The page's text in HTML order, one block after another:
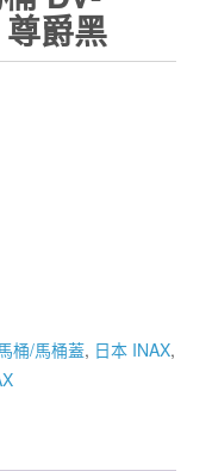
爵黑
桶/馬桶蓋, 日本 INAX,